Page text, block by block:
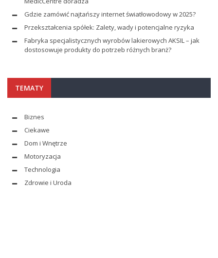
Gdzie zamówić najtańszy internet światłowodowy w 2025?
Przekształcenia spółek: Zalety, wady i potencjalne ryzyka
Fabryka specjalistycznych wyrobów lakierowych AKSIL – jak
dostosowuje produkty do potrzeb różnych branż?
TEMATY
Biznes
Ciekawe
Dom i Wnętrze
Motoryzacja
Technologia
Zdrowie i Uroda